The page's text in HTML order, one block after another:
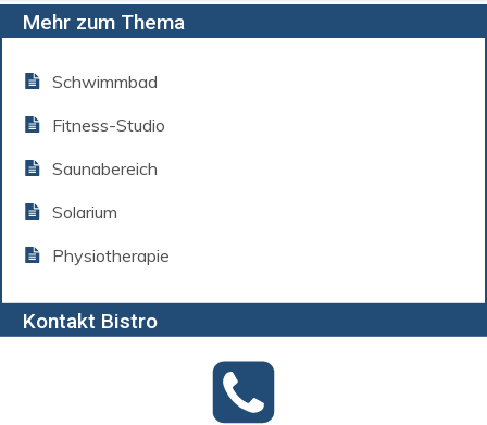
Mehr zum Thema
Schwimmbad
Fitness-Studio
Saunabereich
Solarium
Physiotherapie
Kontakt Bistro